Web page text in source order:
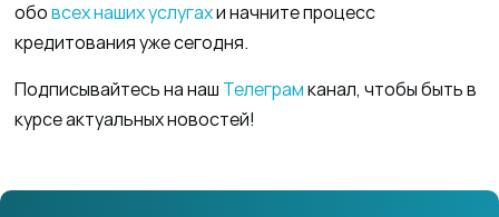
обовсех наших услугахи начните процесс
кредитования уже сегодня.
Подписывайтесь на наш Телеграмканал, чтобы быть в
курсе актуальных новостей!